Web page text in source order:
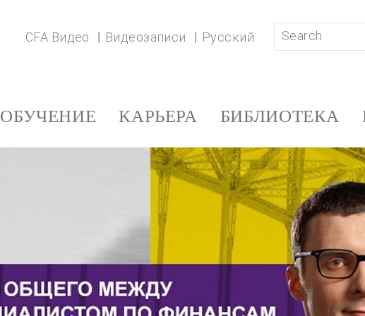
CFA Видео Видеозаписи Русский
ОБУЧЕНИЕ КАРЬЕРА БИБЛИОТЕКА